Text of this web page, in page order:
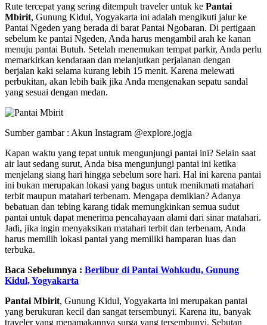
Rute tercepat yang sering ditempuh traveler untuk ke Pantai
Mbirit, Gunung Kidul, Yogyakarta ini adalah mengikuti jalur ke
Pantai Ngeden yang berada di barat Pantai Ngobaran. Di pertigaan
sebelum ke pantai Ngeden, Anda harus mengambil arah ke kanan
menuju pantai Butuh. Setelah menemukan tempat parkir, Anda perlu
memarkirkan kendaraan dan melanjutkan perjalanan dengan
berjalan kaki selama kurang lebih 15 menit. Karena melewati
perbukitan, akan lebih baik jika Anda mengenakan sepatu sandal
yang sesuai dengan medan.
Sumber gambar : Akun Instagram @explore.jogja
Kapan waktu yang tepat untuk mengunjungi pantai ini? Selain saat
air laut sedang surut, Anda bisa mengunjungi pantai ini ketika
menjelang siang hari hingga sebelum sore hari. Hal ini karena pantai
ini bukan merupakan lokasi yang bagus untuk menikmati matahari
terbit maupun matahari terbenam. Mengapa demikian? Adanya
bebatuan dan tebing karang tidak memungkinkan semua sudut
pantai untuk dapat menerima pencahayaan alami dari sinar matahari.
Jadi, jika ingin menyaksikan matahari terbit dan terbenam, Anda
harus memilih lokasi pantai yang memiliki hamparan luas dan
terbuka.
Baca Sebelumnya : Berlibur di Pantai Wohkudu, Gunung
Kidul, Yogyakarta
Pantai Mbirit, Gunung Kidul, Yogyakarta ini merupakan pantai
yang berukuran kecil dan sangat tersembunyi. Karena itu, banyak
traveler yang menamakannya surga yang tersembunyi. Sebutan